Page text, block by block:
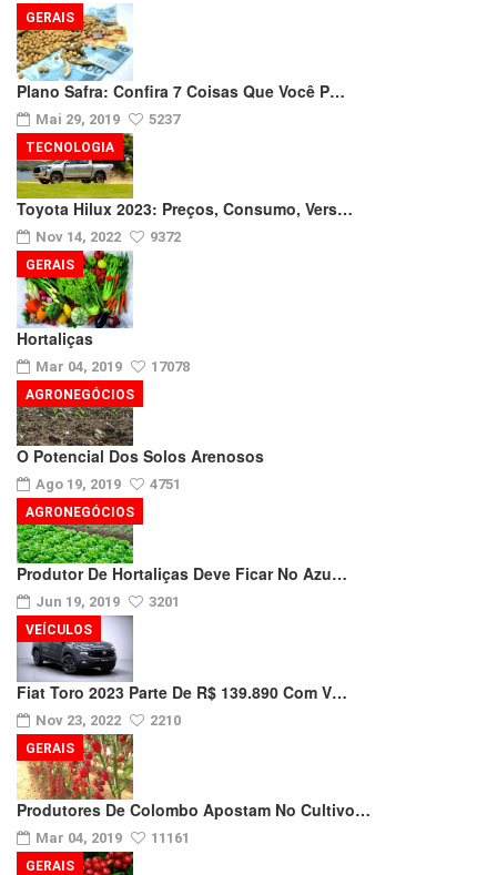
Plano Safra: Confira 7 Coisas Que Você P…
Mai 29, 2019 5237
GERAIS
Toyota Hilux 2023: Preços, Consumo, Vers…
Nov 14, 2022 9372
TECNOLOGIA
Hortaliças
Mar 04, 2019 17078
GERAIS
O Potencial Dos Solos Arenosos
Ago 19, 2019 4751
AGRONEGÓCIOS
Produtor De Hortaliças Deve Ficar No Azu…
Jun 19, 2019 3201
AGRONEGÓCIOS
Fiat Toro 2023 Parte De R$ 139.890 Com V…
Nov 23, 2022 2210
VEÍCULOS
Produtores De Colombo Apostam No Cultivo…
Mar 04, 2019 11161
GERAIS
GERAIS